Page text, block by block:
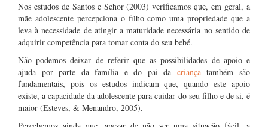
Nos estudos de Santos e Schor (2003) verificamos que, em geral, a
mãe adolescente percepciona o filho como uma propriedade que a
leva à necessidade de atingir a maturidade necessária no sentido de
adquirir competência para tomar conta do seu bebé.
Não podemos deixar de referir que as possibilidades de apoio e
ajuda por parte da família e do pai da criançatambém são
fundamentais, pois os estudos indicam que, quando este apoio
existe, a capacidade da adolescente para cuidar do seu filho e de si, é
maior (Esteves, & Menandro, 2005).